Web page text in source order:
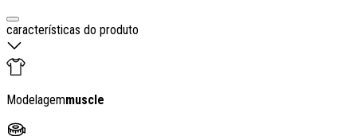
características do produto
Modelagemmuscle